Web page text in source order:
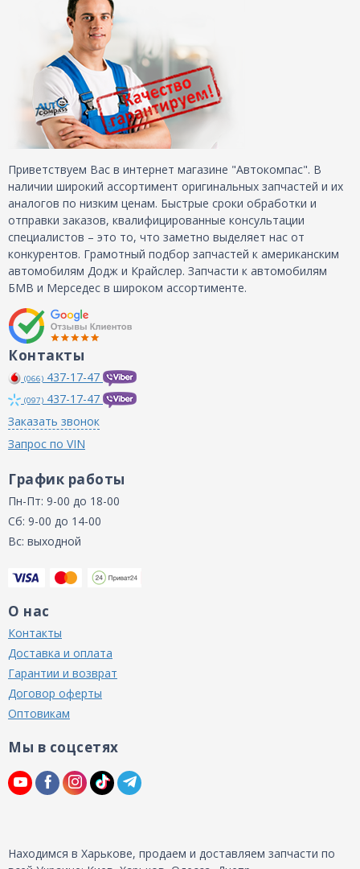
Приветствуем Вас в интернет магазине "Автокомпас". В
наличии широкий ассортимент оригинальных запчастей и их
аналогов по низким ценам. Быстрые сроки обработки и
отправки заказов, квалифицированные консультации
специалистов – это то, что заметно выделяет нас от
конкурентов. Грамотный подбор запчастей к американским
автомобилям Додж и Крайслер. Запчасти к автомобилям
БМВ и Мерседес в широком ассортименте.
Контакты
(066) 437-17-47
(097) 437-17-47
Заказать звонок
Запрос по VIN
График работы
Пн-Пт: 9-00 до 18-00
Сб: 9-00 до 14-00
Вс: выходной
О нас
Контакты
Доставка и оплата
Гарантии и возврат
Договор оферты
Оптовикам
Мы в соцсетях
Находимся в Харькове, продаем и доставляем запчасти по